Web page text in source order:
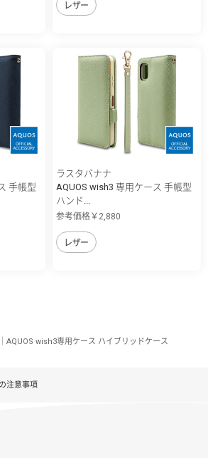
レザー
手帳型
ラスタバナナ
AQUOS wish3 専用ケース 手帳型
ハンド...
参考価格￥2,880
レザー
｜AQUOS wish3専用ケース ハイブリッドケース
注意事項